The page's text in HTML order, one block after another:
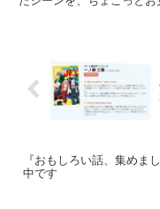
は、ご注意ください。今ま
話は...
『おもしろい話、集めま
中です